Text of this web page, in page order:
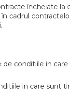
încheiate
cadrul
conditiile in
in care sunt